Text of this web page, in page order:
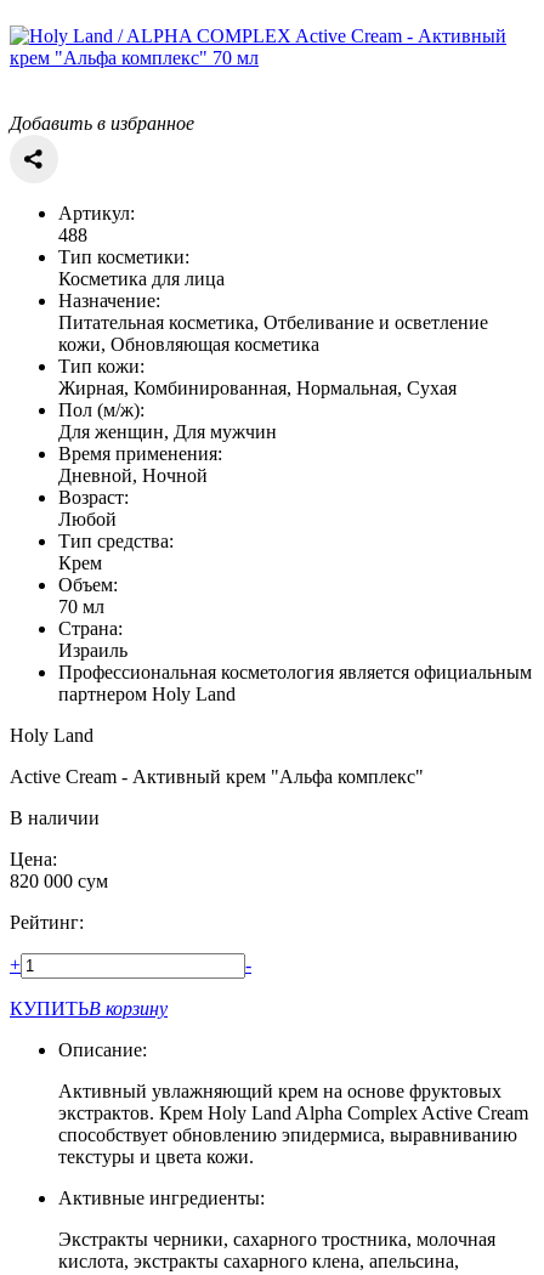
Добавить в избранное
Артикул:
488
Тип косметики:
Косметика для лица
Назначение:
Питательная косметика, Отбеливание и осветление
кожи, Обновляющая косметика
Тип кожи:
Жирная, Комбинированная, Нормальная, Сухая
Пол (м/ж):
Для женщин, Для мужчин
Время применения:
Дневной, Ночной
Возраст:
Любой
Тип средства:
Крем
Объем:
70 мл
Страна:
Израиль
Профессиональная косметология является официальным
партнером Holy Land
Holy Land
Active Cream - Активный крем "Альфа комплекс"
В наличии
Цена:
820 000 сум
Рейтинг:
+ -
КУПИТЬВ корзину
Описание:
Активный увлажняющий крем на основе фруктовых
экстрактов. Крем Holy Land Alpha Complex Active Cream
способствует обновлению эпидермиса, выравниванию
текстуры и цвета кожи.
Активные ингредиенты:
Экстракты черники, сахарного тростника, молочная
кислота, экстракты сахарного клена, апельсина,